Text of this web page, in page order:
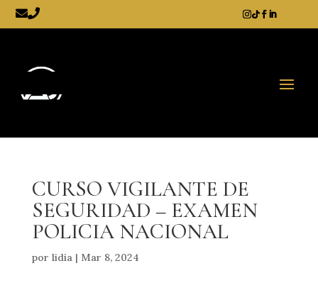
CURSO VIGILANTE DE
SEGURIDAD – EXAMEN
POLICIA NACIONAL
por lidia| Mar 8, 2024